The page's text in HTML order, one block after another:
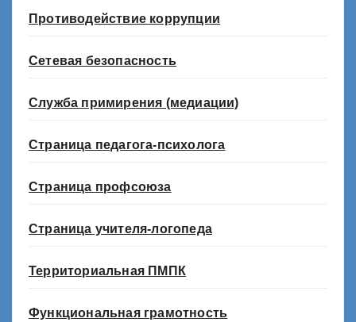
Противодействие коррупции
Сетевая безопасность
Служба примирения (медиации)
Страница педагога-психолога
Страница профсоюза
Страница учителя-логопеда
Территориальная ПМПК
Функциональная грамотность